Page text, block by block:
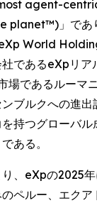
agent-
planet™)」であ
World
社であるeXpリ
場であるルーマ
ブルクへの進
持つグローバル
ある。
、eXpの2025
ペルー、エクア